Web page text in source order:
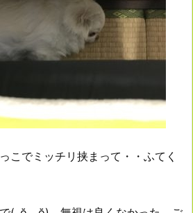
こでミッチリ挟まって・・ふてく